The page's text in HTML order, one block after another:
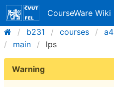
CourseWare Wiki
b231
courses
main
lps
Warning